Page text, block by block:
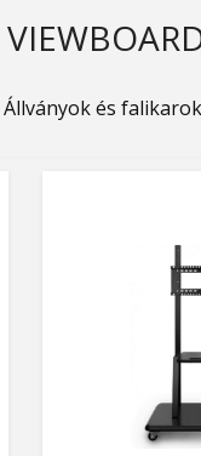
Állványok és falikarok